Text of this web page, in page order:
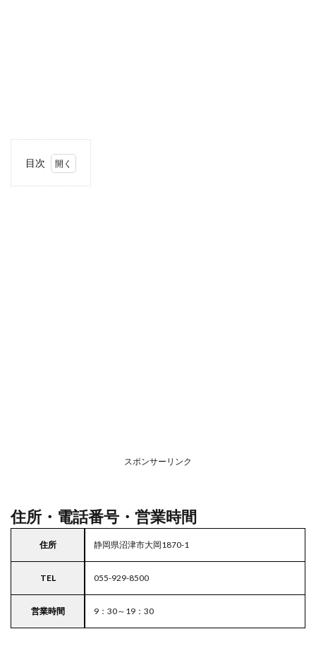
目次
スポンサーリンク
住所・電話番号・営業時間
住所 静岡県沼津市大岡1870-1
TEL 055-929-8500
営業時間 9：30～19：30